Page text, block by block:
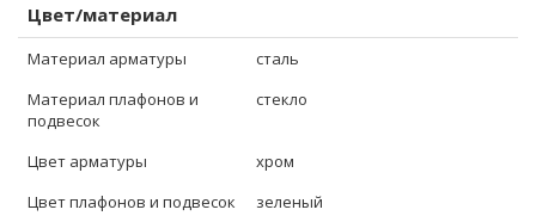
Цвет/материал
Материал арматуры
сталь
Материал плафонов и
подвесок
стекло
Цвет арматуры
хром
Цвет плафонов и подвесок
зеленый